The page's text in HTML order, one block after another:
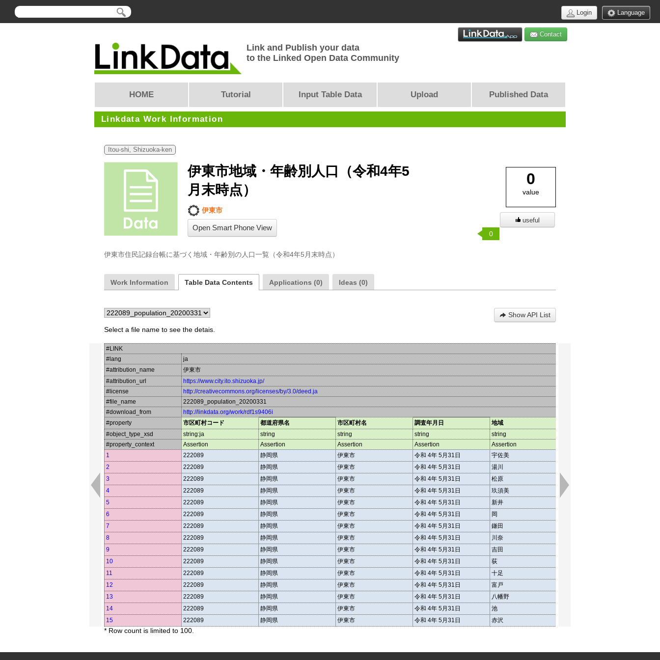
Language
Login
Contact
Link and Publish your data
to the Linked Open Data Community
HOME Tutorial Input Table Data Upload Published Data
Linkdata Work Information
Itou-shi, Shizuoka-ken
伊東市地域・年齢別人口（令和4年5
月末時点）
伊東市
Open Smart Phone View
伊東市住民記録台帳に基づく地域・年齢別の人口一覧（令和4年5月末時点）
0
value
useful
0
Work Information Table Data Contents Applications (0) Ideas (0)
Select a file name to see the detais.
Show API List
#LINK
#lang
ja
#attribution_name
伊東市
#attribution_url
https://www.city.ito.shizuoka.jp/
#license
http://creativecommons.org/licenses/by/3.0/deed.ja
#file_name
222089_population_20200331
#download_from
http://linkdata.org/work/rdf1s9406i
#property
市区町村コード 都道府県名 市区町村名 調査年月日 地域
#object_type_xsd
string:ja string string string string
#property_context
Assertion Assertion Assertion Assertion Assertion
1
222089 静岡県 伊東市 令和 4年 5月31日 宇佐美
2
222089 静岡県 伊東市 令和 4年 5月31日 湯川
3
222089 静岡県 伊東市 令和 4年 5月31日 松原
4
222089 静岡県 伊東市 令和 4年 5月31日 玖須美
5
222089 静岡県 伊東市 令和 4年 5月31日 新井
6
222089 静岡県 伊東市 令和 4年 5月31日 岡
7
222089 静岡県 伊東市 令和 4年 5月31日 鎌田
8
222089 静岡県 伊東市 令和 4年 5月31日 川奈
9
222089 静岡県 伊東市 令和 4年 5月31日 吉田
10
222089 静岡県 伊東市 令和 4年 5月31日 荻
11
222089 静岡県 伊東市 令和 4年 5月31日 十足
12
222089 静岡県 伊東市 令和 4年 5月31日 富戸
13
222089 静岡県 伊東市 令和 4年 5月31日 八幡野
14
222089 静岡県 伊東市 令和 4年 5月31日 池
15
222089 静岡県 伊東市 令和 4年 5月31日 赤沢
* Row count is limited to 100.